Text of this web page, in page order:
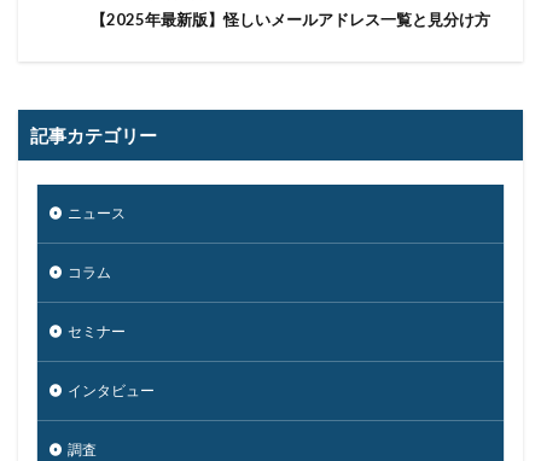
【2025年最新版】怪しいメールアドレス一覧と見分け方
記事カテゴリー
ニュース
コラム
セミナー
インタビュー
調査